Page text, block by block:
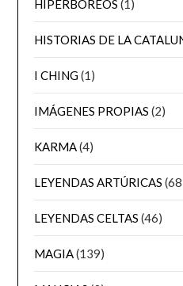
HIPERBÓREOS (1)
HISTORIAS DE LA
I CHING(1)
IMÁGENES PROPIAS (2)
KARMA(4)
LEYENDAS ARTÚRICAS
LEYENDAS CELTAS (46)
MAGIA(139)